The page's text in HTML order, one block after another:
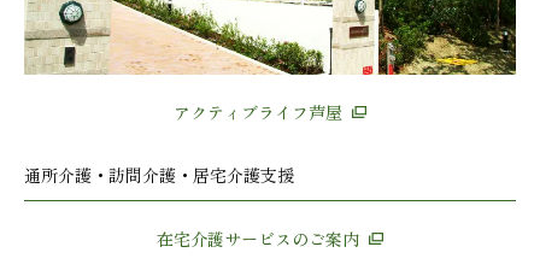
アクティブライフ芦屋
通所介護・訪問介護・居宅介護支援
在宅介護サービスのご案内